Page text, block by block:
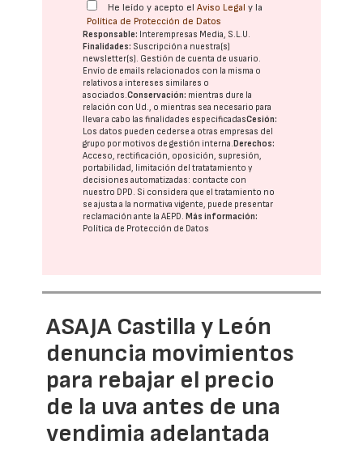
He leído y acepto elAviso Legal y la
Política de Protección de Datos
Responsable: Interempresas Media, S.L.U.
Finalidades: Suscripción a nuestra(s)
newsletter(s). Gestión de cuenta de usuario.
Envío de emails relacionados con la misma o
relativos a intereses similares o
asociados.Conservación: mientras dure la
relación con Ud., o mientras sea necesario para
llevar a cabo las finalidades especificadasCesión:
Los datos pueden cederse a otras empresas del
grupo por motivos de gestión interna.Derechos:
Acceso, rectificación, oposición, supresión,
portabilidad, limitación del tratatamiento y
decisiones automatizadas: contacte con
nuestro DPD. Si considera que el tratamiento no
se ajusta a la normativa vigente, puede presentar
reclamación ante laAEPD.Más información:
Política de Protección de Datos
ASAJA Castilla y León
denuncia movimientos
para rebajar el precio
de la uva antes de una
vendimia adelantada